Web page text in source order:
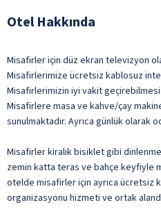
Otel Hakkında
Misafirler için düz ekran televizyon
Misafirlerimize ücretsiz kablosuz
Misafirlerimizin iyi vakit geçirebilmesi
Misafirlere masa ve kahve/çay
sunulmaktadır. Ayrıca günlük
Misafirler kiralık bisiklet gibi
zemin katta teras ve bahçe keyfiyle
otelde misafirler için ayrıca ücretsiz
organizasyonu hizmeti ve ortak